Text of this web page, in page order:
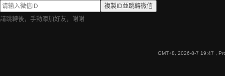
複製ID並跳轉微信
請跳轉後，手動添加好友，謝謝
GMT+8, 2026-8-7 19:47 ,